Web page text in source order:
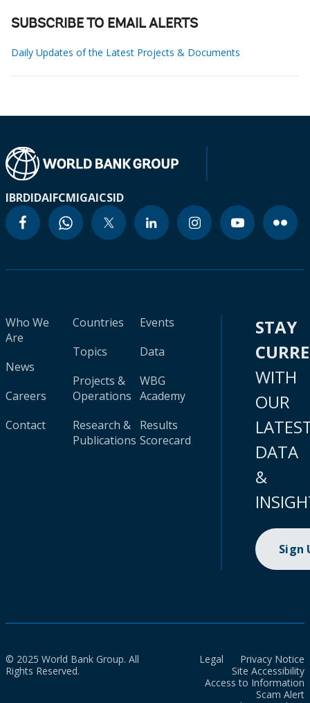
SUBSCRIBE TO EMAIL ALERTS
Daily Updates of the Latest Projects & Documents
IBRDIDAIFCMIGAICSID
Who We
Are
News
Careers
Contact
Countries
Topics
Projects &
Operations
Research &
Publications
Events
Data
WBG
Academy
Results
Scorecard
STAY
WITH
OUR
DATA
&
Sign
© 2025 World Bank Group. All
Rights Reserved.
Legal
Privacy Notice
Site Accessibility
Access to Information
Scam Alert